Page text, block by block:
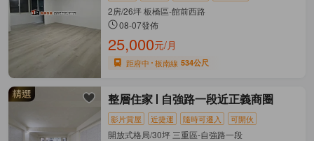
2房/26坪 板橋區-館前西路
08-07發佈
25,000元/月
距府中 板南線 534公尺
整層住家 自強路一段近正義商圈
影片賞屋 近捷運 隨時可遷入 可開伙
開放式格局/30坪 三重區-自強路一段